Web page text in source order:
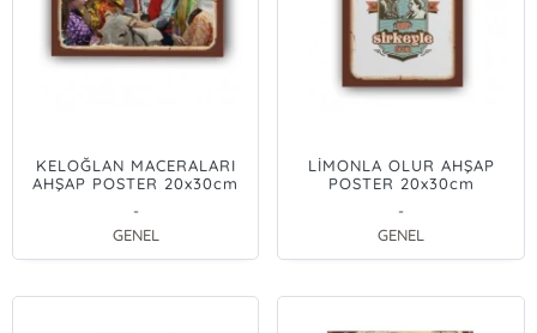
KELOĞLAN MACERALARI
AHŞAP POSTER 20x30cm
-
GENEL
LİMONLA OLUR AHŞAP
POSTER 20x30cm
-
GENEL